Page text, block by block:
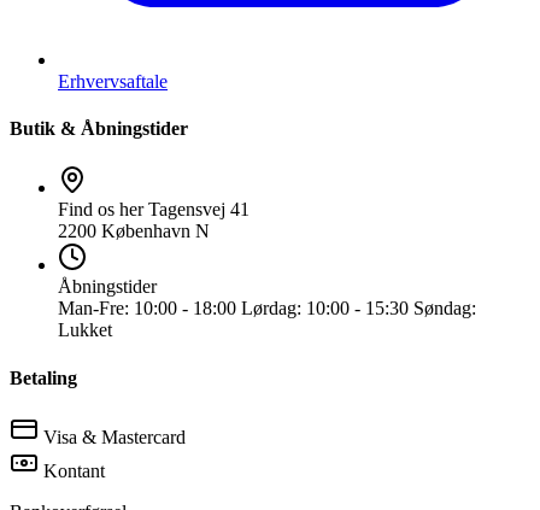
Erhvervsaftale
Butik & Åbningstider
Find os her Tagensvej 41
2200 København N
Åbningstider
Man-Fre: 10:00 - 18:00 Lørdag: 10:00 - 15:30 Søndag:
Lukket
Betaling
Visa & Mastercard
Kontant